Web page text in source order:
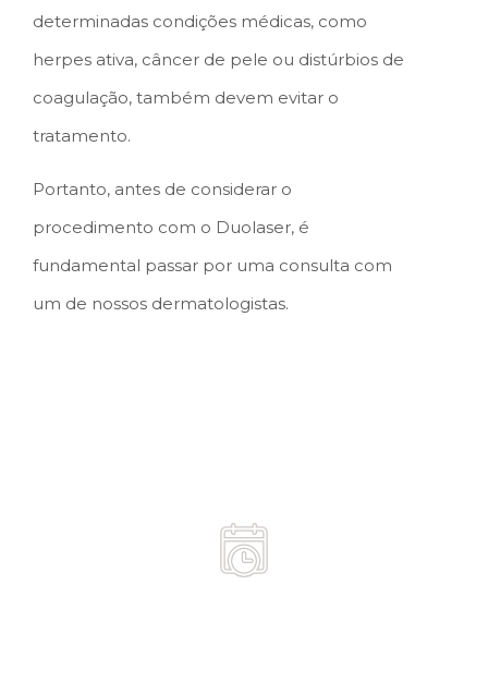
determinadas condições médicas, como
herpes ativa, câncer de pele ou distúrbios de
coagulação, também devem evitar o
tratamento.
Portanto, antes de considerar o
procedimento com o Duolaser, é
fundamental passar por uma consulta com
um de nossos dermatologistas.